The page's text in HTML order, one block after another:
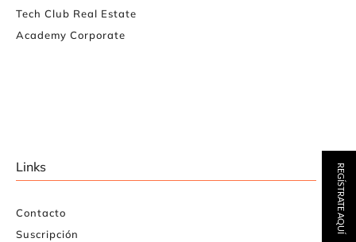
Tech Club Real Estate
Academy Corporate
Links
Contacto
Suscripción
REGÍSTRATE AQUÍ